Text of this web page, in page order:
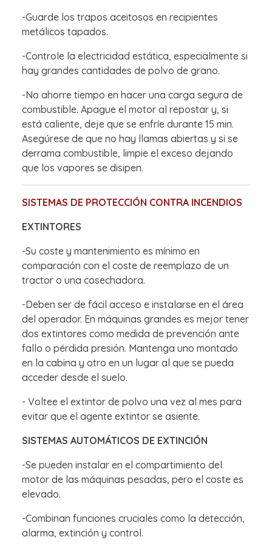
-Guarde los trapos aceitosos en recipientes
metálicos tapados.
-Controle la electricidad estática, especialmente si
hay grandes cantidades de polvo de grano.
-No ahorre tiempo en hacer una carga segura de
combustible. Apague el motor al repostar y, si
está caliente, deje que se enfríe durante 15 min.
Asegúrese de que no hay llamas abiertas y si se
derrama combustible, limpie el exceso dejando
que los vapores se disipen.
SISTEMAS DE PROTECCIÓN CONTRA INCENDIOS
EXTINTORES
-Su coste y mantenimiento es mínimo en
comparación con el coste de reemplazo de un
tractor o una cosechadora.
-Deben ser de fácil acceso e instalarse en el área
del operador. En máquinas grandes es mejor tener
dos extintores como medida de prevención ante
fallo o pérdida presión. Mantenga uno montado
en la cabina y otro en un lugar al que se pueda
acceder desde el suelo.
- Voltee el extintor de polvo una vez al mes para
evitar que el agente extintor se asiente.
SISTEMAS AUTOMÁTICOS DE EXTINCIÓN
-Se pueden instalar en el compartimiento del
motor de las máquinas pesadas, pero el coste es
elevado.
-Combinan funciones cruciales como la detección,
alarma, extinción y control.